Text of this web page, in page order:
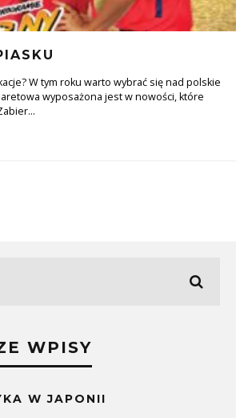
W tym roku warto wybrać się nad polskie
wyposażona jest w nowości, które
...
WPISY
W JAPONII